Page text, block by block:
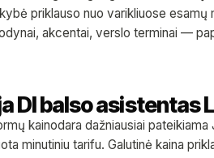
priklauso nuo varikliuose esamų
akcentai, verslo terminai —
DI balso asistentas
kainodara dažniausiai pateikiama
minutiniu tarifu. Galutinė kaina